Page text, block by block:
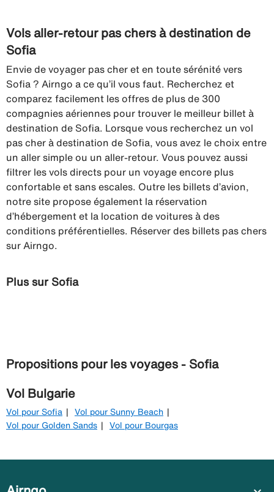
Vols aller-retour pas chers à destination de
Sofia
Envie de voyager pas cher et en toute sérénité vers
Sofia ? Airngo a ce qu’il vous faut. Recherchez et
comparez facilement les offres de plus de 300
compagnies aériennes pour trouver le meilleur billet à
destination de Sofia. Lorsque vous recherchez un vol
pas cher à destination de Sofia, vous avez le choix entre
un aller simple ou un aller-retour. Vous pouvez aussi
filtrer les vols directs pour un voyage encore plus
confortable et sans escales. Outre les billets d’avion,
notre site propose également la réservation
d’hébergement et la location de voitures à des
conditions préférentielles. Réserver des billets pas chers
sur Airngo.
Plus sur Sofia
Propositions pour les voyages - Sofia
Vol Bulgarie
Vol pour Sofia
Vol pour Sunny Beach
Vol pour Golden Sands
Vol pour Bourgas